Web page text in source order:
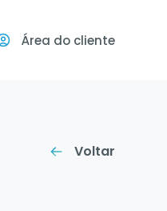
Área do cliente
Voltar